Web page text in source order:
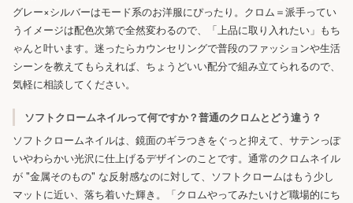
グレー×シルバーはモード系のお洋服にぴったり。クロム＝派手ってい
うイメージは配色次第で全然変わるので、「上品に取り入れたい」もち
ゃんと叶います。迷ったらカウンセリングで普段のファッションや生活
シーンを教えてもらえれば、ちょうどいい配分で組み立てられるので、
気軽に相談してください。
ソフトクロームネイルって何ですか？普通のクロムとどう違う？
ソフトクロームネイルは、鏡面のギラつきをぐっと抑えて、サテンっぽ
いやわらかい光沢に仕上げるデザインのことです。通常のクロムネイル
が "金属そのもの" な反射感なのに対して、ソフトクロームはもう少し
マットに近い、落ち着いた輝き。「クロムやってみたいけど職場的にち